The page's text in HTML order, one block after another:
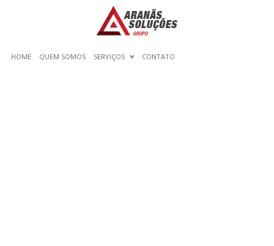
HOME QUEM SOMOS SERVIÇOS CONTATO